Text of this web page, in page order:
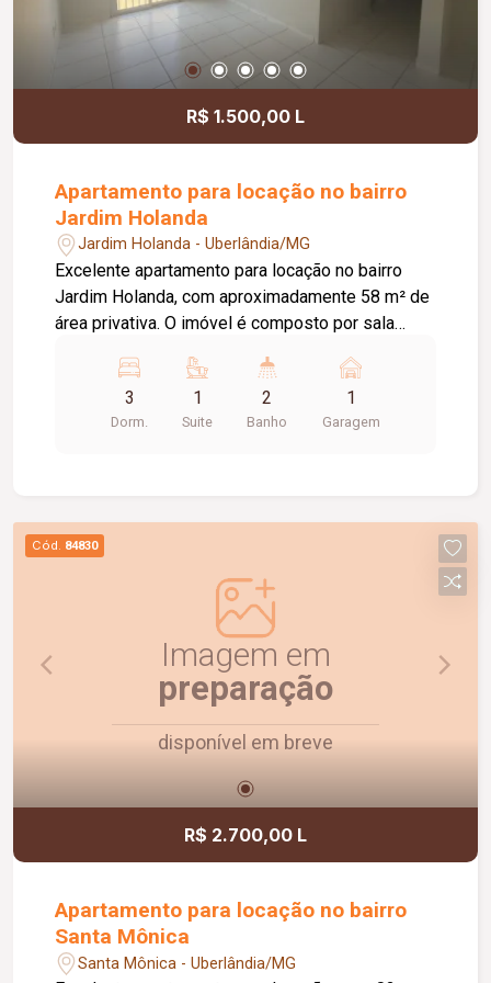
imóvel versátil, bem localizado e pronto para
receber sua empresa.
R$ 1.500,00 L
Apartamento para locação no bairro
Jardim Holanda
Jardim Holanda - Uberlândia/MG
Excelente apartamento para locação no bairro
Jardim Holanda, com aproximadamente 58 m² de
área privativa. O imóvel é composto por sala
planejados e bancada, área de serviço, 03
quartos, sendo 02 com armários planejados e 01
suíte. Possui ainda 01 banheiro social com box
praticidade e uma ótima localização. Agende uma
visita e venha conhecer!
3
Dorm.
1
Suite
2
Banho
1
Garagem
Cód. 84830
Imagem em
preparação
disponível em breve
R$ 2.700,00 L
Apartamento para locação no bairro
Santa Mônica
Santa Mônica - Uberlândia/MG